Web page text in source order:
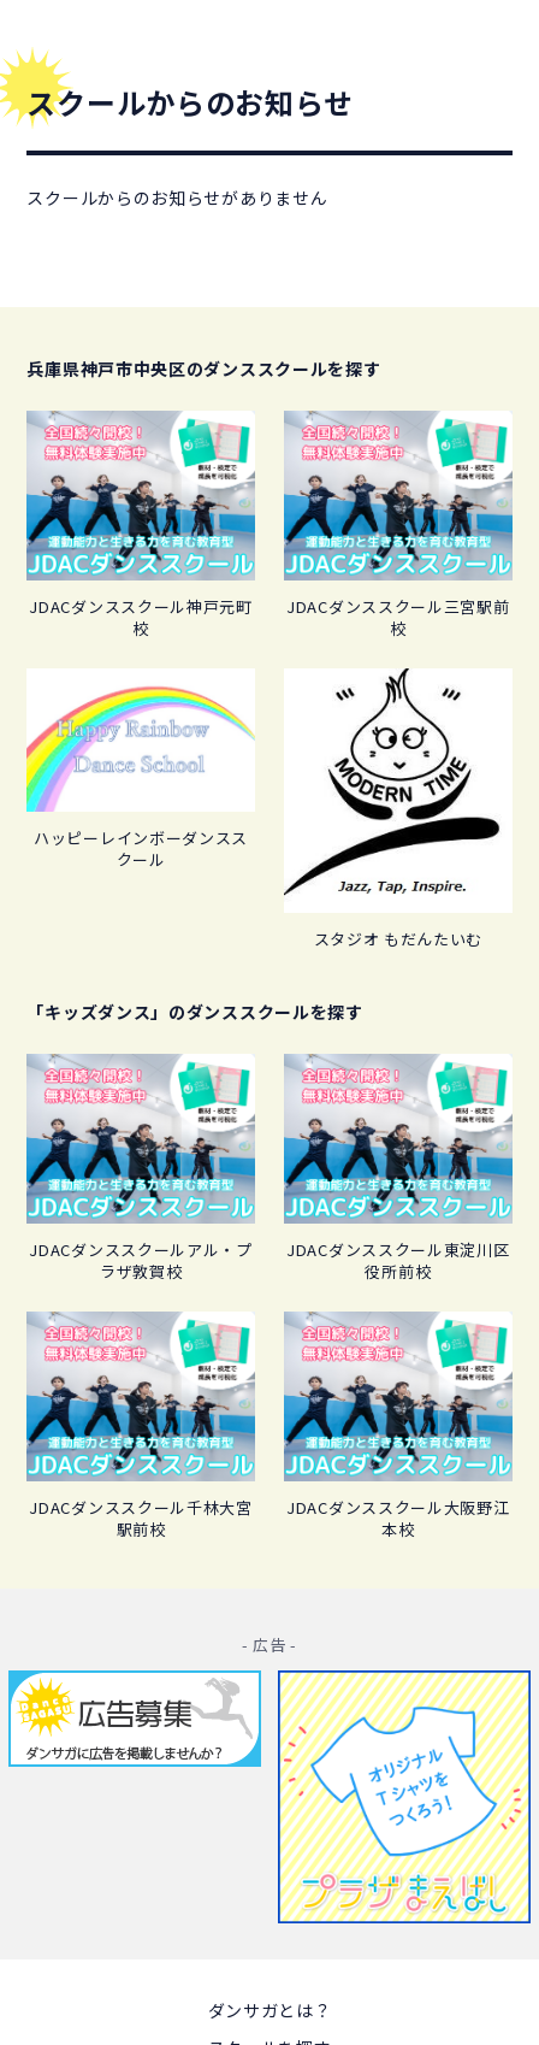
- 広告 -
スクールからのお知らせ
スクールからのお知らせがありません
兵庫県神戸市中央区のダンススクールを探す
JDACダンススクール神戸元町
校
JDACダンススクール三宮駅前
校
ハッピーレインボーダンスス
クール
スタジオ もだんたいむ
「キッズダンス」のダンススクールを探す
JDACダンススクールアル・プ
ラザ敦賀校
JDACダンススクール東淀川区
役所前校
JDACダンススクール千林大宮
駅前校
JDACダンススクール大阪野江
本校
ダンサガとは？